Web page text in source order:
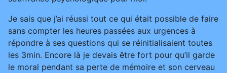
Je sais que j’ai réussi tout ce qui était possible de faire
sans compter les heures passées aux urgences à
répondre à ses questions qui se réinitialisaient toutes
les 3min. Encore là je devais être fort pour qu’il garde
le moral pendant sa perte de mémoire et son cerveau